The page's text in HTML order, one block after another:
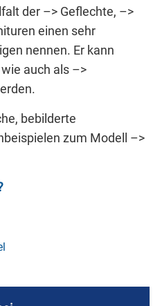
der –> Geflechte, –>
einen sehr
nennen. Er kann
auch als –>
bebilderte
zum Modell –>